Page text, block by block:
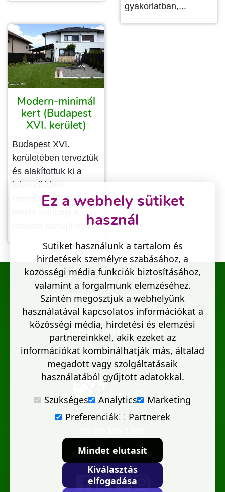
Modern-minimál
kert (Budapest
XVI. kerület)
Budapest XVI.
kerületében terveztük
és alakítottuk ki a
jelen cikkben
bemutatott kertet,
modern kertépítés...
gyakorlatban,...
KERTELÜNK Kert- és Parképítő Kft.
Székhely: 1062 Budapest
Székely Bertalan u. 14.
Adatvédelmi nyilatkozat
Jogi nyilatkozat
info@kertelunk.hu
Ez a webhely sütiket
használ
Sütiket használunk a tartalom és
hirdetések személyre szabásához, a
közösségi média funkciók biztosításához,
valamint a forgalmunk elemzéséhez.
Szintén megosztjuk a webhelyünk
használatával kapcsolatos információkat a
közösségi média, hirdetési és elemzési
partnereinkkel, akik ezeket az
információkat kombinálhatják más, általad
megadott vagy szolgáltatásaik
használatából gyűjtött adatokkal.
Szükséges
Analytics
Marketing
Preferenciák
Partnerek
Mindet elutasít
Kiválasztás
elfogadása